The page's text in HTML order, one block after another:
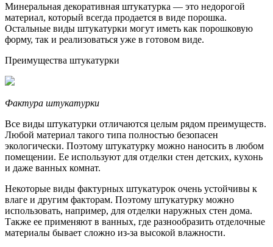
Минеральная декоративная штукатурка — это недорогой
материал, который всегда продается в виде порошка.
Остальные виды штукатурки могут иметь как порошковую
форму, так и реализоваться уже в готовом виде.
Преимущества штукатурки
Фактура штукатурки
Все виды штукатурки отличаются целым рядом преимуществ.
Любой материал такого типа полностью безопасен
экологически. Поэтому штукатурку можно наносить в любом
помещении. Ее используют для отделки стен детских, кухонь
и даже ванных комнат.
Некоторые виды фактурных штукатурок очень устойчивы к
влаге и другим факторам. Поэтому штукатурку можно
использовать, например, для отделки наружных стен дома.
Также ее применяют в ванных, где разнообразить отделочные
материалы бывает сложно из-за высокой влажности.